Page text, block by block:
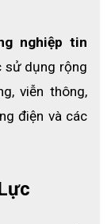
nghiệp tin
sử dụng rộng
viễn thông,
điện và các